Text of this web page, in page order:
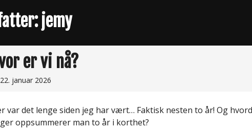
jemy
er vi nå?
22. januar 2026
var det lenge siden jeg har vært… Faktisk nesten to år! Og
oppsummerer man to år i korthet?